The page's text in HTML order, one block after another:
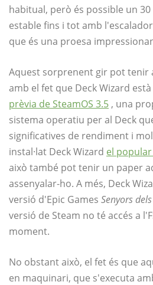
habitual, però és possible un
estable fins i tot amb
que és una proesa
Aquest sorprenent gir pot tenir
amb el fet que Deck Wizard
prèvia de SteamOS 3.5 , una
sistema operatiu per al Deck
significatives de rendiment i
instal·lat Deck Wizard el
això també pot tenir un paper
assenyalar-ho. A més, Deck
versió d'Epic Games Senyors
versió de Steam no té accés a
moment.
No obstant això, el fet és que
en maquinari, que s'executa